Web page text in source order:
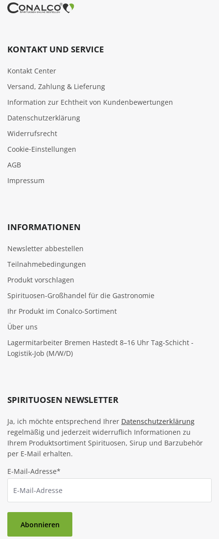
KONTAKT UND SERVICE
Kontakt Center
Versand, Zahlung & Lieferung
Information zur Echtheit von Kundenbewertungen
Datenschutzerklärung
Widerrufsrecht
Cookie‑Einstellungen
AGB
Impressum
INFORMATIONEN
Newsletter abbestellen
Teilnahmebedingungen
Produkt vorschlagen
Spirituosen-Großhandel für die Gastronomie
Ihr Produkt im Conalco-Sortiment
Über uns
Lagermitarbeiter Bremen Hastedt 8–16 Uhr Tag-Schicht -
Logistik-Job (M/W/D)
SPIRITUOSEN NEWSLETTER
Ja, ich möchte entsprechend Ihrer Datenschutzerklärung
regelmäßig und jederzeit widerruflich Informationen zu
Ihrem Produktsortiment Spirituosen, Sirup und Barzubehör
per E-Mail erhalten.
E-Mail-Adresse*
Abonnieren